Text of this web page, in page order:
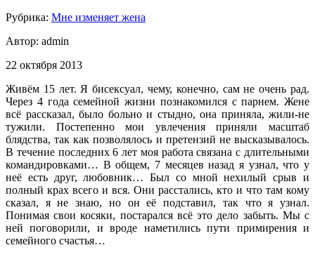
Рубрика: Мне изменяет жена
Автор: admin
22 октября 2013
Живём 15 лет. Я бисексуал, чему, конечно, сам не очень рад.
Через 4 года семейной жизни познакомился с парнем. Жене
всё рассказал, было больно и стыдно, она приняла, жили-не
тужили. Постепенно мои увлечения приняли масштаб
блядства, так как позволялось и претензий не высказывалось.
В течение последних 6 лет моя работа связана с длительными
командировками… В общем, 7 месяцев назад я узнал, что у
неё есть друг, любовник… Был со мной нехилый срыв и
полный крах всего и вся. Они расстались, кто и что там кому
сказал, я не знаю, но он её подставил, так что я узнал.
Понимая свои косяки, постарался всё это дело забыть. Мы с
ней поговорили, и вроде наметились пути примирения и
семейного счастья…